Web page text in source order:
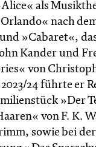
als
nach
»Cabaret«,
Kander und
von
24 führte er
»Der
von F. K.
sowie bei der